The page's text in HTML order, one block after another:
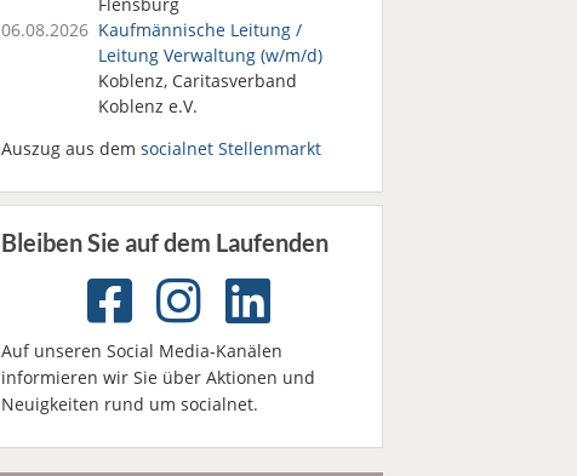
06.08.2026 Kaufmännische Leitung /
Leitung Verwaltung (w/m/d)
Koblenz, Caritasverband
Koblenz e.V.
Auszug aus dem socialnet Stellenmarkt
Bleiben Sie auf dem Laufenden
Auf unseren Social Media-Kanälen
informieren wir Sie über Aktionen und
Neuigkeiten rund um socialnet.